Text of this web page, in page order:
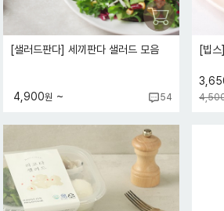
[샐러드판다] 세끼판다 샐러드 모음
4,900원 ~ 54
[빕